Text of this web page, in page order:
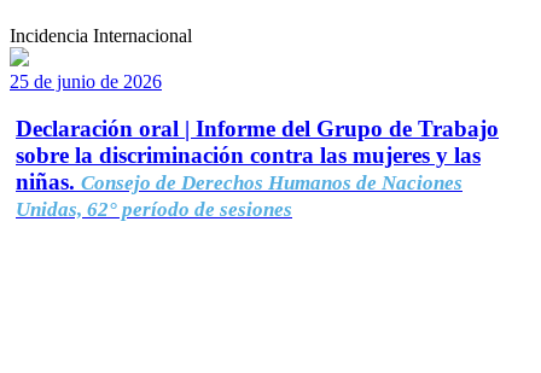
Incidencia Internacional
25 de junio de 2026
Declaración oral | Informe del Grupo de Trabajo
sobre la discriminación contra las mujeres y las
niñas. Consejo de Derechos Humanos de Naciones
Unidas, 62° período de sesiones